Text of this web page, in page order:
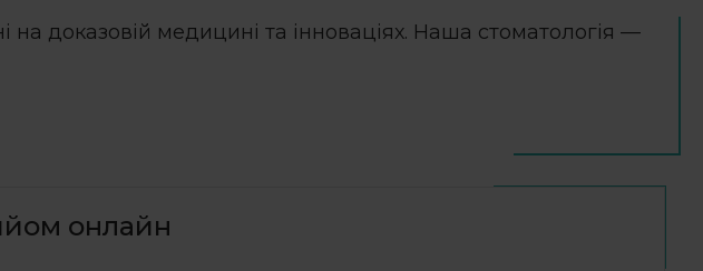
доказовій медицині та інноваціях. Наша стоматологія —
онлайн